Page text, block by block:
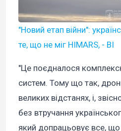
"Новий етап війни":
те, що не міг HIMARS, - BI
"Це поєдналося
систем. Тому що так,
великих відстанях, і,
без втручання
який допрацьовує все, що